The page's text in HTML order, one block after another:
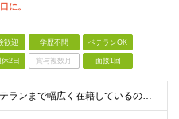
に。
歓迎 学歴不問 ベテランOK
2日 賞与複数月 面接1回
◎未経験～ベテランまで幅広く在籍しているので大丈夫！◎ ＼こんなアナタにピッタリです♪／ ◆IT業界で手に職を付けて活躍したい方 ◆サポート体制が整っている会社で働きたい方 ◆フラットな社風の会社で